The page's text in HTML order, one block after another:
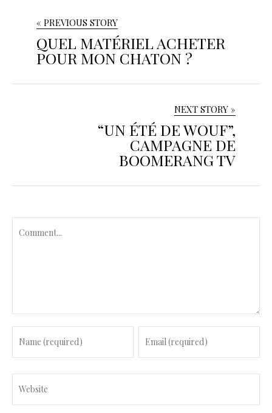
« PREVIOUS STORY
QUEL MATÉRIEL ACHETER
POUR MON CHATON ?
NEXT STORY »
“UN ÉTÉ DE WOUF”,
CAMPAGNE DE
BOOMERANG TV